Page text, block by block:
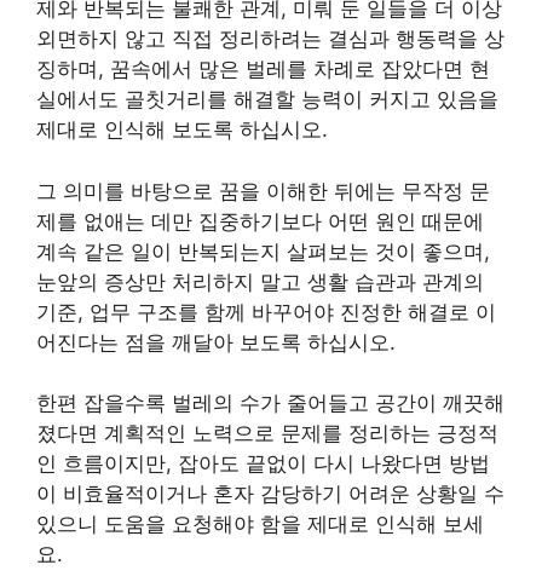
제와 반복되는 불쾌한 관계, 미뤄 둔 일들을 더 이상
외면하지 않고 직접 정리하려는 결심과 행동력을 상
징하며, 꿈속에서 많은 벌레를 차례로 잡았다면 현
실에서도 골칫거리를 해결할 능력이 커지고 있음을
제대로 인식해 보도록 하십시오.
그 의미를 바탕으로 꿈을 이해한 뒤에는 무작정 문
제를 없애는 데만 집중하기보다 어떤 원인 때문에
계속 같은 일이 반복되는지 살펴보는 것이 좋으며,
눈앞의 증상만 처리하지 말고 생활 습관과 관계의
기준, 업무 구조를 함께 바꾸어야 진정한 해결로 이
어진다는 점을 깨달아 보도록 하십시오.
한편 잡을수록 벌레의 수가 줄어들고 공간이 깨끗해
졌다면 계획적인 노력으로 문제를 정리하는 긍정적
인 흐름이지만, 잡아도 끝없이 다시 나왔다면 방법
이 비효율적이거나 혼자 감당하기 어려운 상황일 수
있으니 도움을 요청해야 함을 제대로 인식해 보세
요.